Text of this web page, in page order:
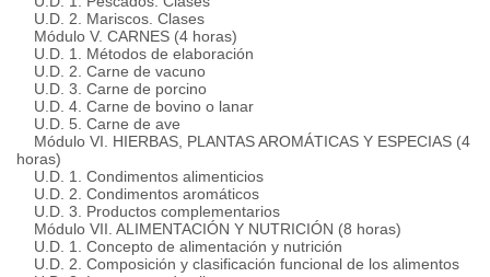
U.D. 2. Mariscos. Clases
Módulo V. CARNES (4 horas)
U.D. 1. Métodos de elaboración
U.D. 2. Carne de vacuno
U.D. 3. Carne de porcino
U.D. 4. Carne de bovino o lanar
U.D. 5. Carne de ave
Módulo VI. HIERBAS, PLANTAS AROMÁTICAS Y ESPECIAS (4
horas)
U.D. 1. Condimentos alimenticios
U.D. 2. Condimentos aromáticos
U.D. 3. Productos complementarios
Módulo VII. ALIMENTACIÓN Y NUTRICIÓN (8 horas)
U.D. 1. Concepto de alimentación y nutrición
U.D. 2. Composición y clasificación funcional de los alimentos